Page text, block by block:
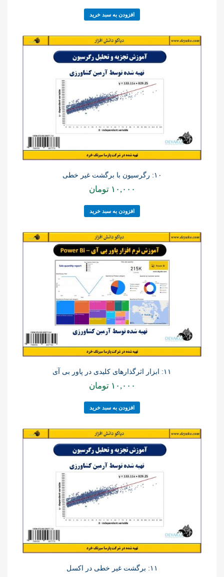
افزودن به سبد خرید
۱۰: رگرسیون با برگشت غیر خطی
۱۰,۰۰۰ تومان
افزودن به سبد خرید
۱۱: ابزار اثرگذارهای کلیدی در پاور بی آی
۱۰,۰۰۰ تومان
افزودن به سبد خرید
۱۱: برگشت غیر خطی در اکسل